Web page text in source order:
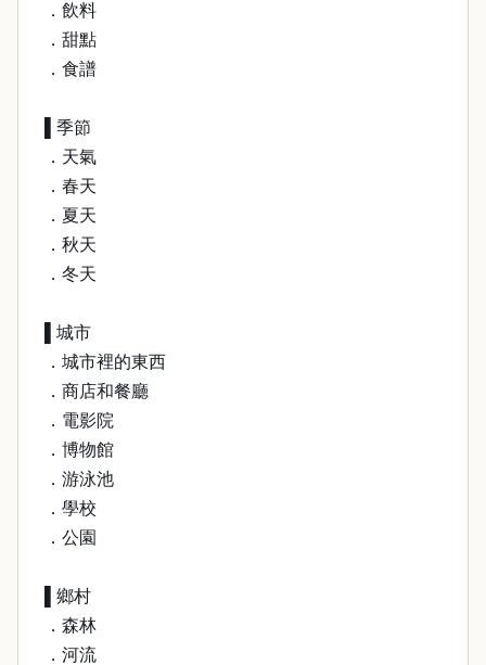
．飲料
．甜點
．食譜
▌季節
．天氣
．春天
．夏天
．秋天
．冬天
▌城市
．城市裡的東西
．商店和餐廳
．電影院
．博物館
．游泳池
．學校
．公園
▌鄉村
．森林
．河流